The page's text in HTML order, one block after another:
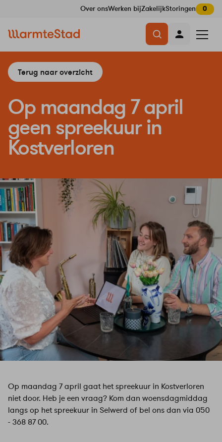
overslaan
Over onsWerken bijZakelijkStoringen 0
openen
Terug naar overzicht
Op maandag 7 april
geen spreekuur in
Kostverloren
Op maandag 7 april gaat het spreekuur in Kostverloren
niet door. Heb je een vraag? Kom dan woensdagmiddag
langs op het spreekuur in Selwerd of bel ons dan via 050
- 368 87 00.